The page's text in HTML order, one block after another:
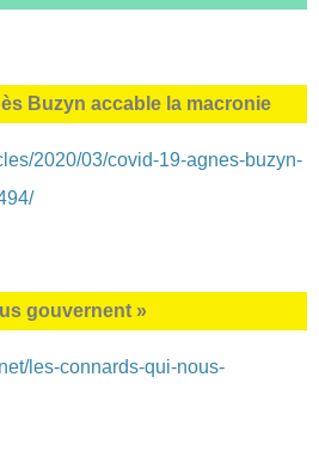
Buzyn accable la macronie
2020/03/covid-19-agnes-buzyn-
gouvernent »
les-connards-qui-nous-